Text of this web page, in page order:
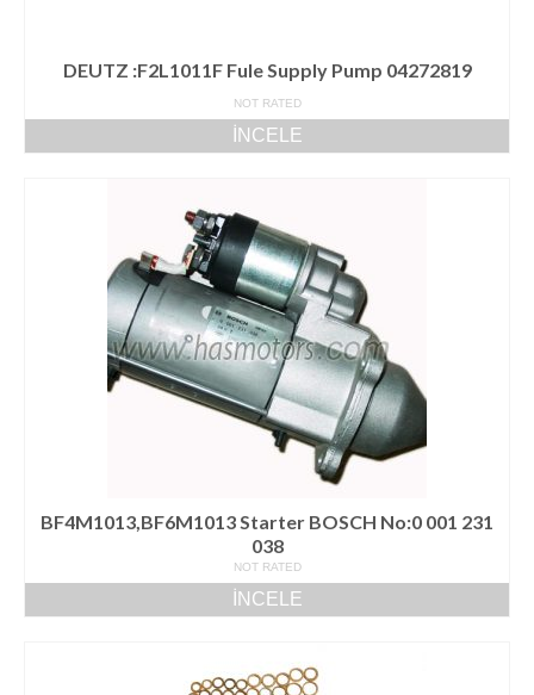
DEUTZ :F2L1011F Fule Supply Pump 04272819
NOT RATED
İNCELE
BF4M1013,BF6M1013 Starter BOSCH No:0 001 231
038
NOT RATED
İNCELE